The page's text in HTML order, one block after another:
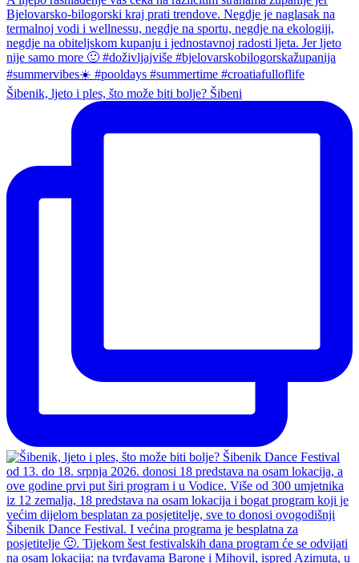
Šibenik, ljeto i ples, što može biti bolje? Šibeni